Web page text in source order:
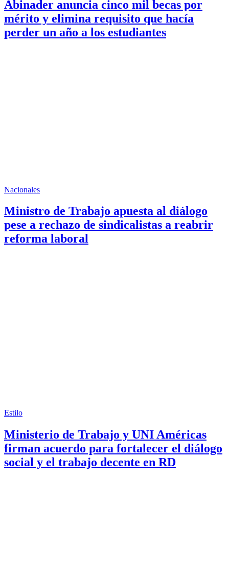
Abinader anuncia cinco mil becas por
mérito y elimina requisito que hacía
perder un año a los estudiantes
Nacionales
Ministro de Trabajo apuesta al diálogo
pese a rechazo de sindicalistas a reabrir
reforma laboral
Estilo
Ministerio de Trabajo y UNI Américas
firman acuerdo para fortalecer el diálogo
social y el trabajo decente en RD